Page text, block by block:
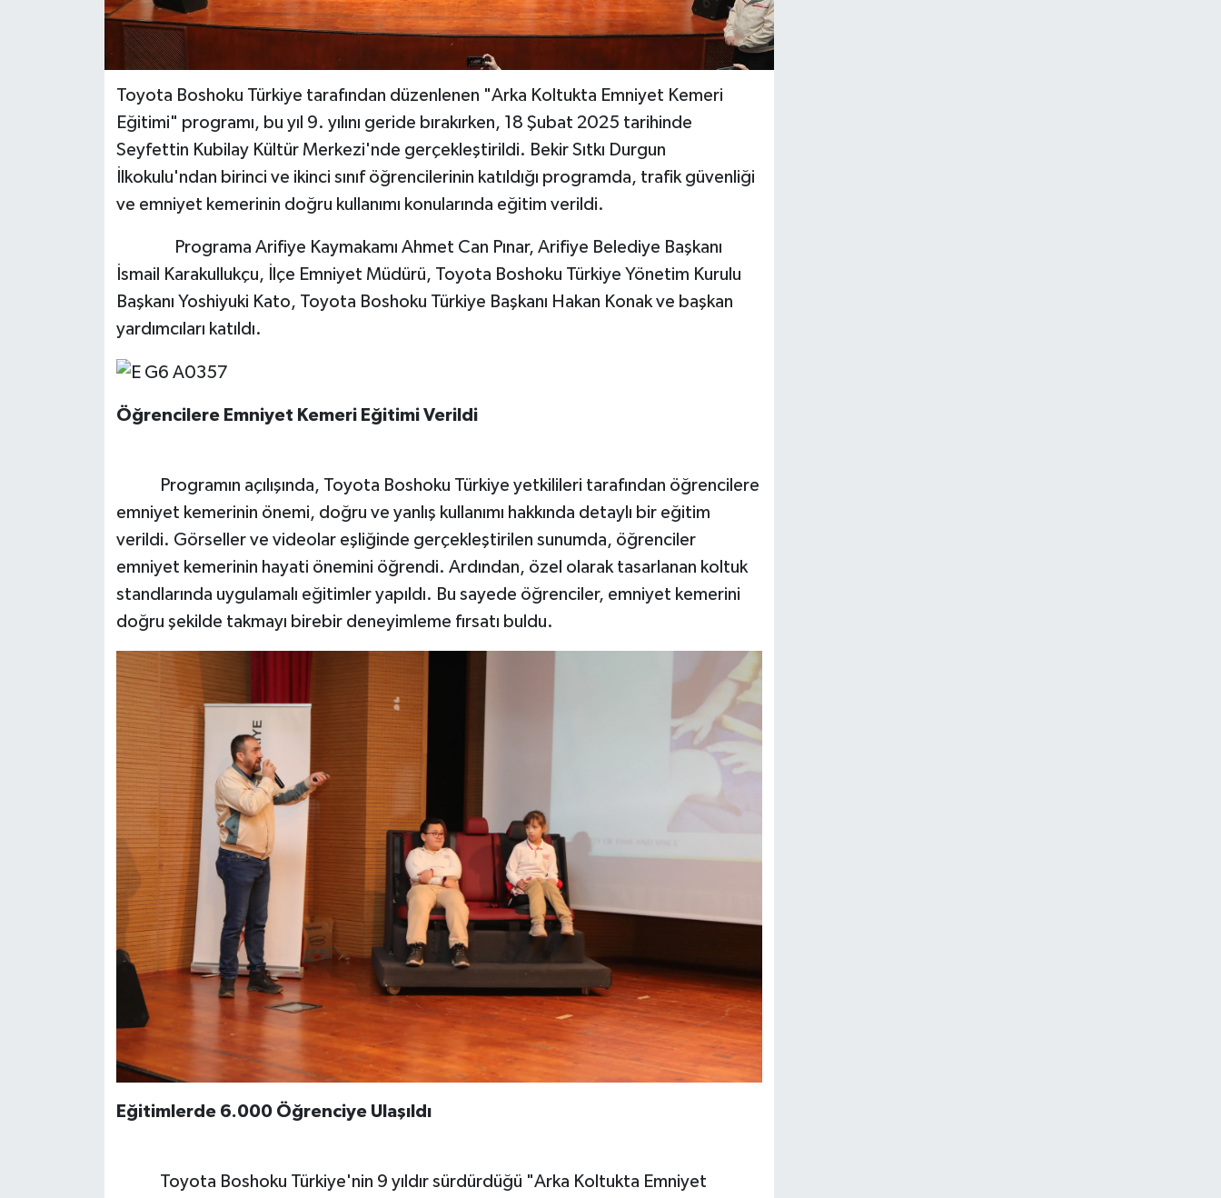
Toyota Boshoku Türkiye tarafından düzenlenen "Arka Koltukta Emniyet Kemeri
Eğitimi" programı, bu yıl 9. yılını geride bırakırken, 18 Şubat 2025 tarihinde
Seyfettin Kubilay Kültür Merkezi'nde gerçekleştirildi. Bekir Sıtkı Durgun
İlkokulu'ndan birinci ve ikinci sınıf öğrencilerinin katıldığı programda, trafik güvenliği
ve emniyet kemerinin doğru kullanımı konularında eğitim verildi.
Programa Arifiye Kaymakamı Ahmet Can Pınar, Arifiye Belediye Başkanı
İsmail Karakullukçu, İlçe Emniyet Müdürü, Toyota Boshoku Türkiye Yönetim Kurulu
Başkanı Yoshiyuki Kato, Toyota Boshoku Türkiye Başkanı Hakan Konak ve başkan
yardımcıları katıldı.
Öğrencilere Emniyet Kemeri Eğitimi Verildi
Programın açılışında, Toyota Boshoku Türkiye yetkilileri tarafından öğrencilere
emniyet kemerinin önemi, doğru ve yanlış kullanımı hakkında detaylı bir eğitim
verildi. Görseller ve videolar eşliğinde gerçekleştirilen sunumda, öğrenciler
emniyet kemerinin hayati önemini öğrendi. Ardından, özel olarak tasarlanan koltuk
standlarında uygulamalı eğitimler yapıldı. Bu sayede öğrenciler, emniyet kemerini
doğru şekilde takmayı birebir deneyimleme fırsatı buldu.
Eğitimlerde 6.000 Öğrenciye Ulaşıldı
Toyota Boshoku Türkiye'nin 9 yıldır sürdürdüğü "Arka Koltukta Emniyet